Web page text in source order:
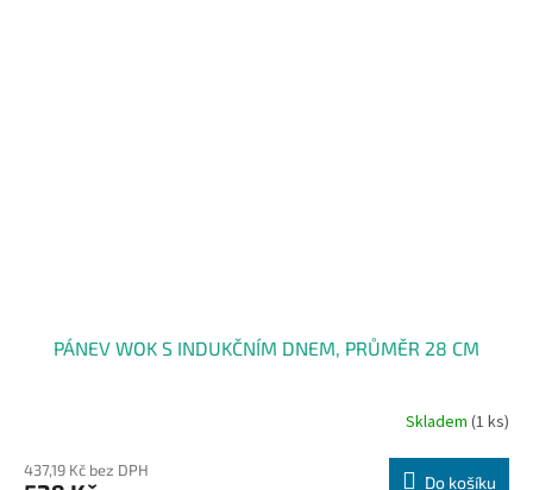
PÁNEV WOK S INDUKČNÍM DNEM, PRŮMĚR 28 CM
Skladem (1 ks)
437,19 Kč bez DPH
Do košíku